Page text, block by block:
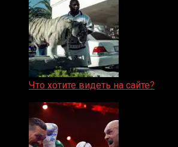
Что хотите видеть на сайте?